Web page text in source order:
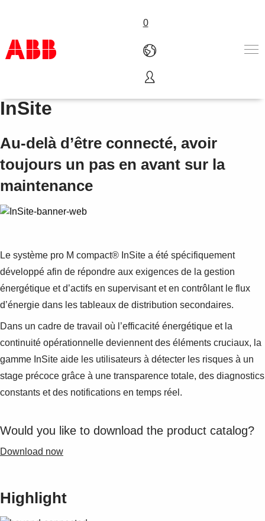
0
Products & Solutions
Industries
About us
Contact us
Careers
Système pro M compact®
InSite
Au-delà d’être connecté, avoir
toujours un pas en avant sur la
maintenance
Le système pro M compact® InSite a été spécifiquement
développé afin de répondre aux exigences de la gestion
énergétique et d’actifs en supervisant et en contrôlant le flux
d’énergie dans les tableaux de distribution secondaires.
Dans un cadre de travail où l’efficacité énergétique et la
continuité opérationnelle deviennent des éléments cruciaux, la
gamme InSite aide les utilisateurs à détecter les risques à un
stage précoce grâce à une transparence totale, des diagnostics
constants et des notifications en temps réel.
Would you like to download the product catalog?
Download now
Highlight